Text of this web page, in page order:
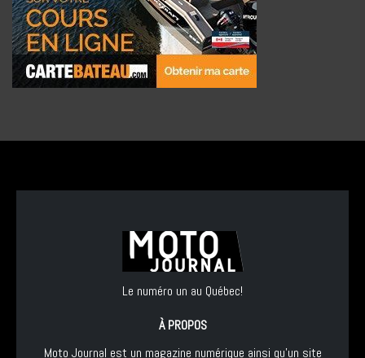
Le numéro un au Québec!
À PROPOS
Moto Journal est un magazine numérique ainsi qu'un site